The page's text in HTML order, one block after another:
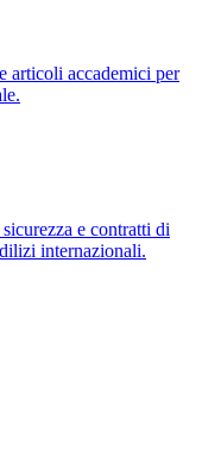
articoli accademici per
e contratti di
internazionali.